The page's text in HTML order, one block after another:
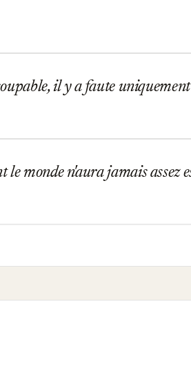
il y a faute
le monde n'aura jamais assez